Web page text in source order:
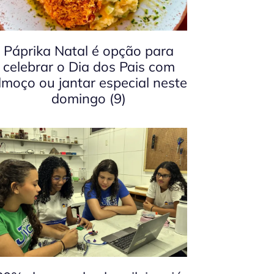
Páprika Natal é opção para
celebrar o Dia dos Pais com
ou jantar especial neste
domingo (9)